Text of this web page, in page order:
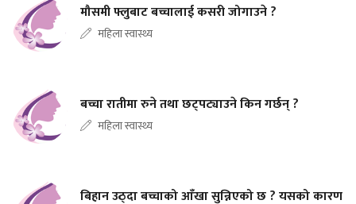
मौसमी फ्लुबाट बच्चालाई कसरी जोगाउने ?
महिला स्वास्थ्य
बच्चा रातीमा रुने तथा छट्पट्याउने किन गर्छन् ?
महिला स्वास्थ्य
बिहान उठ्दा बच्चाको आँखा सुन्निएको छ ? यसको कारण